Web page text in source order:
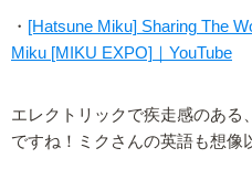
・ [Hatsune Miku] Sharing The
Miku [MIKU EXPO]｜YouTube
エレクトリックで疾走感のある
ですね！ミクさんの英語も想像